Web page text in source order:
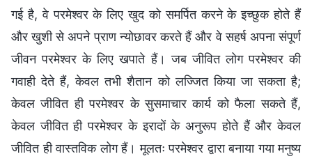
गई है, वे परमेश्वर के लिए खुद को समर्पित करने के इच्छुक होते हैं
और खुशी से अपने प्राण न्योछावर करते हैं और वे सहर्ष अपना संपूर्ण
जीवन परमेश्वर के लिए खपाते हैं। जब जीवित लोग परमेश्वर की
गवाही देते हैं, केवल तभी शैतान को लज्जित किया जा सकता है;
केवल जीवित ही परमेश्वर के सुसमाचार कार्य को फैला सकते हैं,
केवल जीवित ही परमेश्वर के इरादों के अनुरूप होते हैं और केवल
जीवित ही वास्तविक लोग हैं। मूलतः परमेश्वर द्वारा बनाया गया मनुष्य